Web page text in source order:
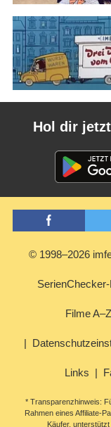
Hol dir
© 1998–2026
Filme A–Z
Links
* Transparenzhinweis:
Rahmen eines Affiliate-
Käufer,